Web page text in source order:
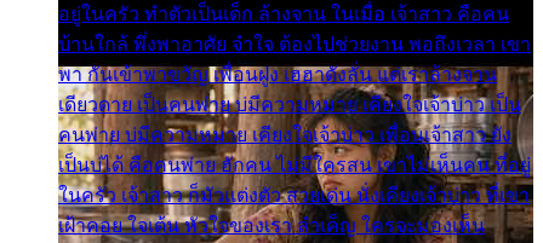
อยู่ในครัว ทำตัวเป็นเด็ก ล้างจาน ในเมื่อ เจ้าสาว คือคน
บ้านใกล้ พึ่งพาอาศัย จำใจ ต้องไปช่วยงาน พอถึงเวลา เขา
พา กันเข้าพาขวัญ เพื่อนฝูง เฮฮาดังลั่น แต่เราล้างจาน
เดียวดาย เป็นคนพ่าย บ่มีความหมาย เคียงใจเจ้าบ่าว เป็น
คนพ่าย บ่มีความหมาย เคียงใจเจ้าบ่าว เพื่อนเจ้าสาว ยัง
เป็นบ่ได้ คือคนพ่าย ฮักคน ไม่มีใครสน เขาไม่เห็นคน ที่อยู่
ในครัว เจ้าสาว ก็มัวแต่งตัว สวยเด่น นั่งเคียงเจ้าบ่าว ที่เขา
เฝ้าคอย ใจเต้น หัวใจของเรา ลำเค็ญ ใครจะมองเห็น